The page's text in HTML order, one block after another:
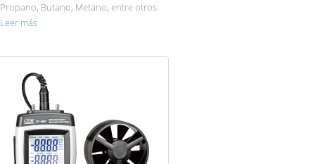
Propano, Butano, Metano, entre otros
Leer más